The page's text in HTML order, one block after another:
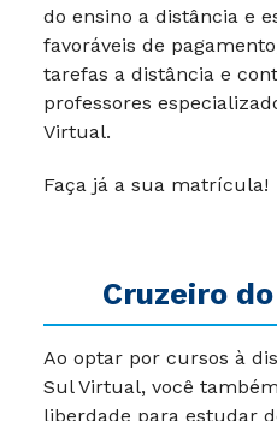
do ensino a distância e
favoráveis de
tarefas a distância e
professores
Virtual.
Faça já a sua matrícula!
Cruzeiro
Ao optar por cursos à
Sul Virtual, você
liberdade para estudar